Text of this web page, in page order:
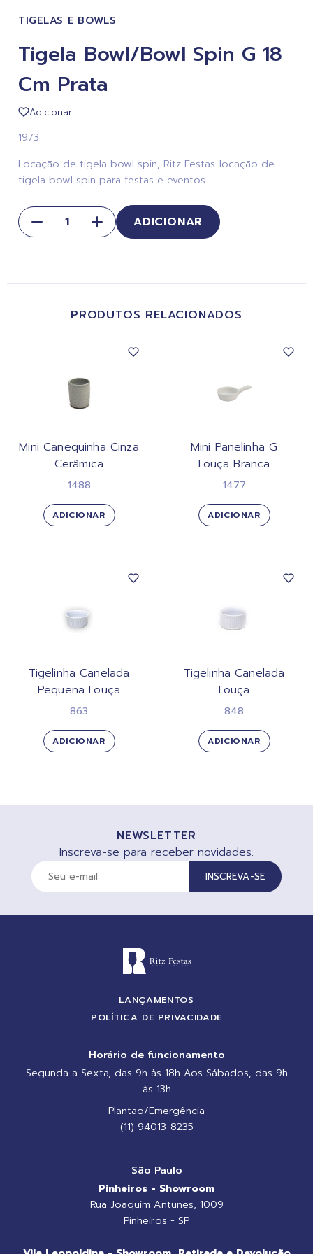
TIGELAS E BOWLS
Tigela Bowl/Bowl Spin G 18
Cm Prata
Adicionar
1973
Locação de tigela bowl spin, Ritz Festas-locação de
tigela bowl spin para festas e eventos.
ADICIONAR
PRODUTOS RELACIONADOS
Mini Canequinha Cinza
Cerâmica
1488
ADICIONAR
Mini Panelinha G
Louça Branca
1477
ADICIONAR
Tigelinha Canelada
Pequena Louça
863
ADICIONAR
Tigelinha Canelada
Louça
848
ADICIONAR
NEWSLETTER
Inscreva-se para receber novidades.
INSCREVA-SE
LANÇAMENTOS
POLÍTICA DE PRIVACIDADE
Horário de funcionamento
Segunda a Sexta, das 9h às 18h Aos Sábados, das 9h
às 13h
Plantão/Emergência
(11) 94013-8235
São Paulo
Pinheiros - Showroom
Rua Joaquim Antunes, 1009
Pinheiros - SP